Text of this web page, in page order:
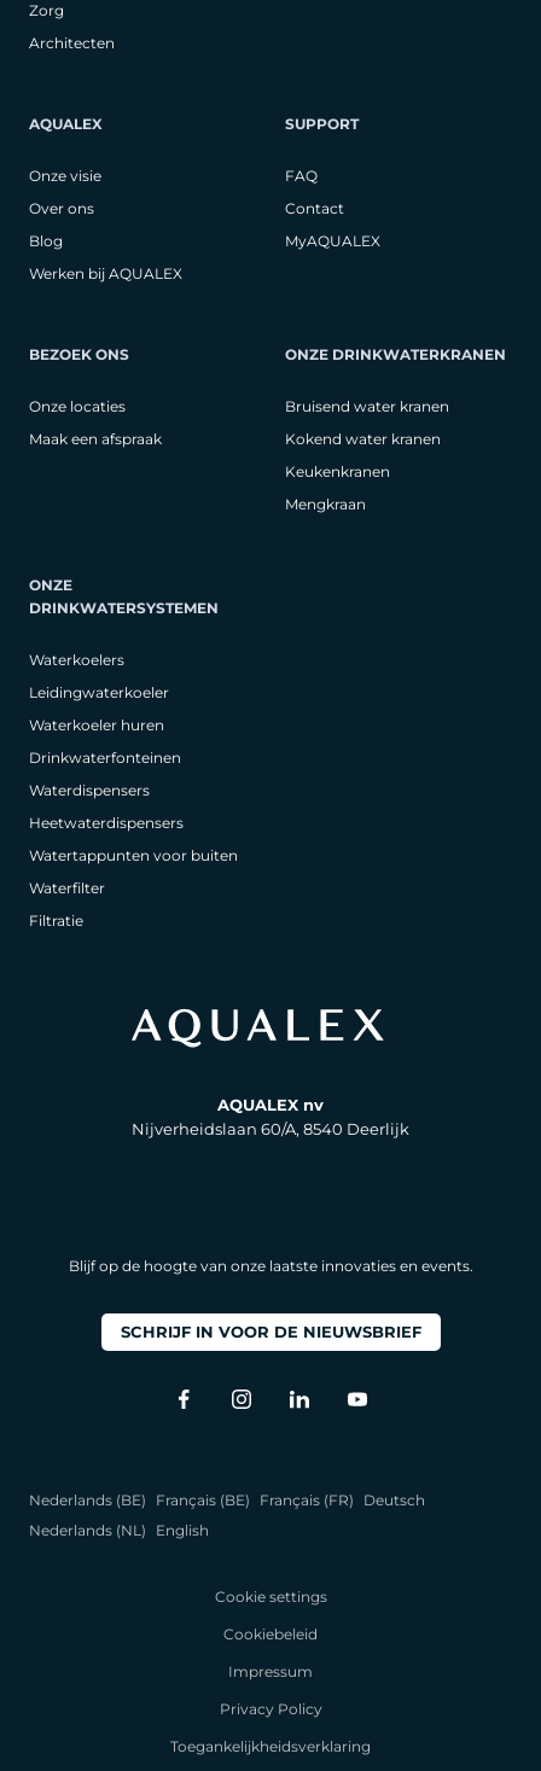
Zorg
Architecten
AQUALEX
Onze visie
Over ons
Blog
Werken bij AQUALEX
SUPPORT
FAQ
Contact
MyAQUALEX
BEZOEK ONS
Onze locaties
Maak een afspraak
ONZE DRINKWATERKRANEN
Bruisend water kranen
Kokend water kranen
Keukenkranen
Mengkraan
ONZE
DRINKWATERSYSTEMEN
Waterkoelers
Leidingwaterkoeler
Waterkoeler huren
Drinkwaterfonteinen
Waterdispensers
Heetwaterdispensers
Watertappunten voor buiten
Waterfilter
Filtratie
AQUALEX nv
Nijverheidslaan 60/A, 8540 Deerlijk
Blijf op de hoogte van onze laatste innovaties en events.
SCHRIJF IN VOOR DE NIEUWSBRIEF
Nederlands (BE) Français (BE) Français (FR)
Deutsch
Nederlands (NL)
English
Cookie settings
Cookiebeleid
Impressum
Privacy Policy
Toegankelijkheidsverklaring